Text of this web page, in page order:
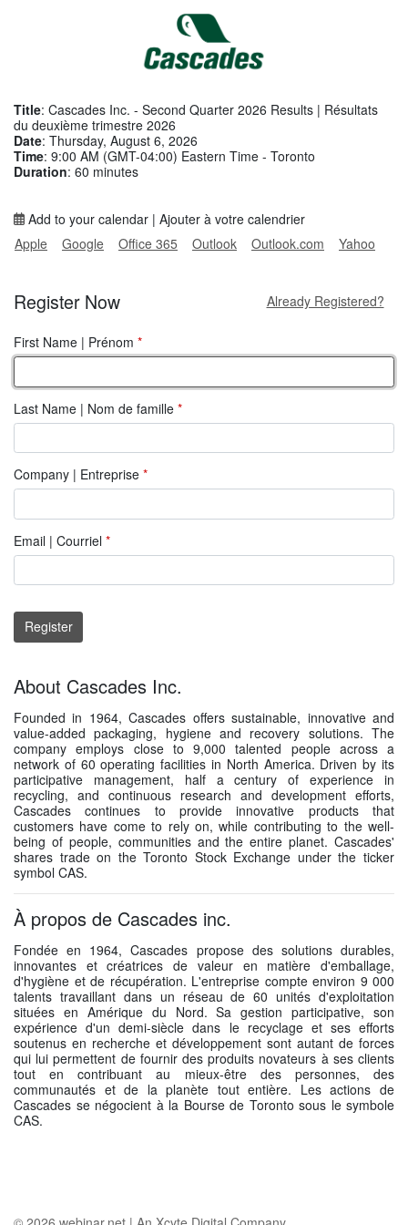
Title: Cascades Inc. - Second Quarter 2026 Results | Résultats
du deuxième trimestre 2026
Date: Thursday, August 6, 2026
Time: 9:00 AM (GMT-04:00) Eastern Time - Toronto
Duration: 60 minutes
Add to your calendar | Ajouter à votre calendrier
Apple
Google Office 365 Outlook Outlook.com Yahoo
Register Now Already Registered?
First Name | Prénom *
Last Name | Nom de famille *
Company | Entreprise *
Email | Courriel *
Register
About Cascades Inc.
Founded in 1964, Cascades offers sustainable, innovative and
value-added packaging, hygiene and recovery solutions. The
company employs close to 9,000 talented people across a
network of 60 operating facilities in North America. Driven by its
participative management, half a century of experience in
recycling, and continuous research and development efforts,
Cascades continues to provide innovative products that
customers have come to rely on, while contributing to the well-
being of people, communities and the entire planet. Cascades'
shares trade on the Toronto Stock Exchange under the ticker
symbol CAS.
À propos de Cascades inc.
Fondée en 1964, Cascades propose des solutions durables,
innovantes et créatrices de valeur en matière d'emballage,
d'hygiène et de récupération. L'entreprise compte environ 9 000
talents travaillant dans un réseau de 60 unités d'exploitation
situées en Amérique du Nord. Sa gestion participative, son
expérience d'un demi-siècle dans le recyclage et ses efforts
soutenus en recherche et développement sont autant de forces
qui lui permettent de fournir des produits novateurs à ses clients
tout en contribuant au mieux-être des personnes, des
communautés et de la planète tout entière. Les actions de
Cascades se négocient à la Bourse de Toronto sous le symbole
CAS.